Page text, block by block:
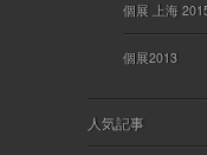
個展 上海
個展2013
人気記事